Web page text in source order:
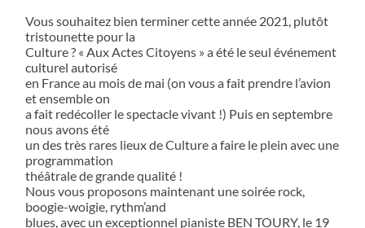
Vous souhaitez bien terminer cette année 2021, plutôt
tristounette pour la
Culture ? « Aux Actes Citoyens » a été le seul événement
culturel autorisé
en France au mois de mai (on vous a fait prendre l’avion
et ensemble on
a fait redécoller le spectacle vivant !) Puis en septembre
nous avons été
un des très rares lieux de Culture a faire le plein avec une
programmation
théâtrale de grande qualité !
Nous vous proposons maintenant une soirée rock,
boogie-woigie, rythm’and
blues, avec un exceptionnel pianiste BEN TOURY, le 19